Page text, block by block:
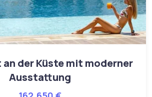
der Küste mit moderner
Ausstattung